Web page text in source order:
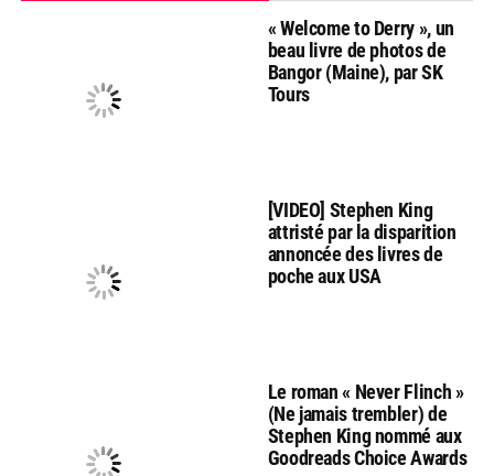
« Welcome to Derry », un
beau livre de photos de
Bangor (Maine), par SK
Tours
[VIDEO] Stephen King
attristé par la disparition
annoncée des livres de
poche aux USA
Le roman « Never Flinch »
(Ne jamais trembler) de
Stephen King nommé aux
Goodreads Choice Awards